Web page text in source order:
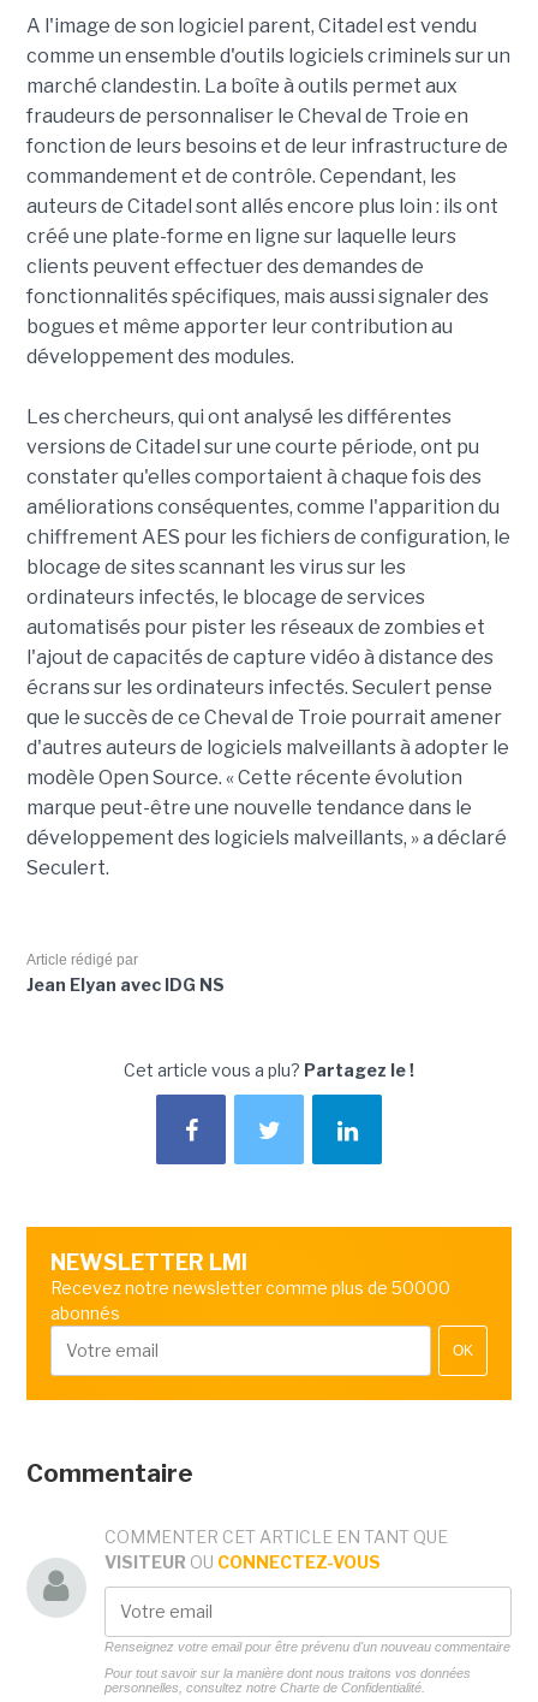
A l'image de son logiciel parent, Citadel est vendu
comme un ensemble d'outils logiciels criminels sur un
marché clandestin. La boîte à outils permet aux
fraudeurs de personnaliser le Cheval de Troie en
fonction de leurs besoins et de leur infrastructure de
commandement et de contrôle. Cependant, les
auteurs de Citadel sont allés encore plus loin : ils ont
créé une plate-forme en ligne sur laquelle leurs
clients peuvent effectuer des demandes de
fonctionnalités spécifiques, mais aussi signaler des
bogues et même apporter leur contribution au
développement des modules.
Les chercheurs, qui ont analysé les différentes
versions de Citadel sur une courte période, ont pu
constater qu'elles comportaient à chaque fois des
améliorations conséquentes, comme l'apparition du
chiffrement AES pour les fichiers de configuration, le
blocage de sites scannant les virus sur les
ordinateurs infectés, le blocage de services
automatisés pour pister les réseaux de zombies et
l'ajout de capacités de capture vidéo à distance des
écrans sur les ordinateurs infectés. Seculert pense
que le succès de ce Cheval de Troie pourrait amener
d'autres auteurs de logiciels malveillants à adopter le
modèle Open Source. « Cette récente évolution
marque peut-être une nouvelle tendance dans le
développement des logiciels malveillants, » a déclaré
Seculert.
Article rédigé par
Jean Elyan avec IDG NS
Cet article vous a plu? Partagez le !
NEWSLETTER LMI
Recevez notre newsletter comme plus de 50000
abonnés
OK
Commentaire
COMMENTER CET ARTICLE EN TANT QUE
VISITEUR OU CONNECTEZ-VOUS
Renseignez votre email pour être prévenu d'un nouveau commentaire
Pour tout savoir sur la manière dont nous traitons vos données
personnelles, consultez notre Charte de Confidentialité.